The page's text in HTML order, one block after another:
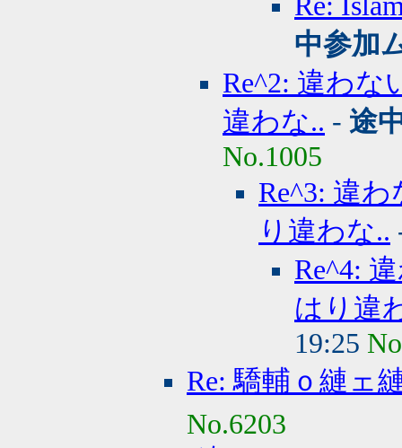
中参加
Re^2: 違わ
違わな.. - 途
No.1005
Re^3: 違
り違わな..
Re^4:
はり違
19:25
Re: 驕輔ｏ縺
No.6203